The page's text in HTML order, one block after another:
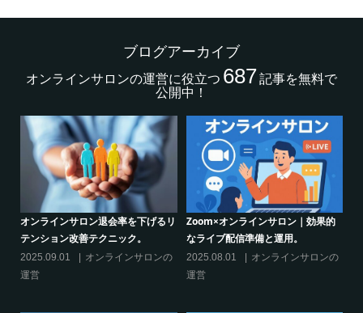
ブログアーカイブ
オンラインサロンの運営に役立つ 687記事を無料で
公開中！
クリエイター系オンラインサロンの
話題席巻-”マッシュル”について調べ
てみた!
2024.06.25
グルメ系オンラインサロンで密かな
ブーム-今、なぜ”たけのこご飯”が熱
いのか
2024.06.21